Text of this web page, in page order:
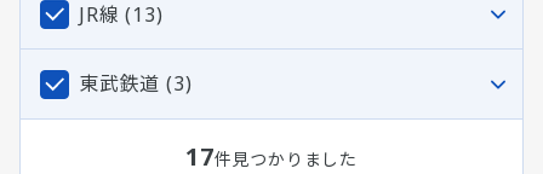
JR線 (13)
東武鉄道 (3)
17件見つかりました